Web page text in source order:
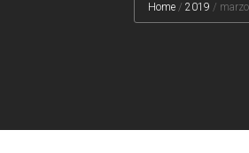
Home / 2019 / marzo